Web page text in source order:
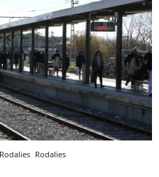
Rodalies